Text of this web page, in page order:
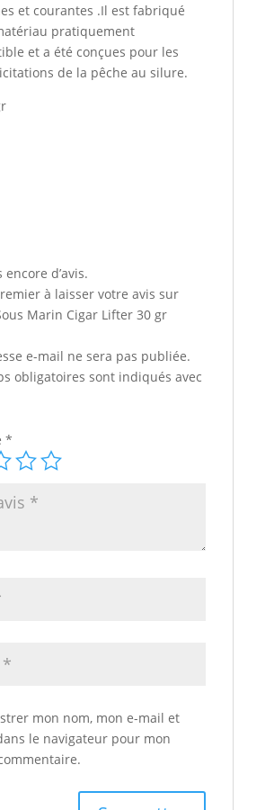
et courantes .Il est fabriqué
pratiquement
et a été conçues pour les
de la pêche au silure.
encore d’avis.
à laisser votre avis sur
Marin Cigar Lifter 30 gr
e-mail ne sera pas publiée.
obligatoires sont indiqués avec
*
mon nom, mon e-mail et
le navigateur pour mon